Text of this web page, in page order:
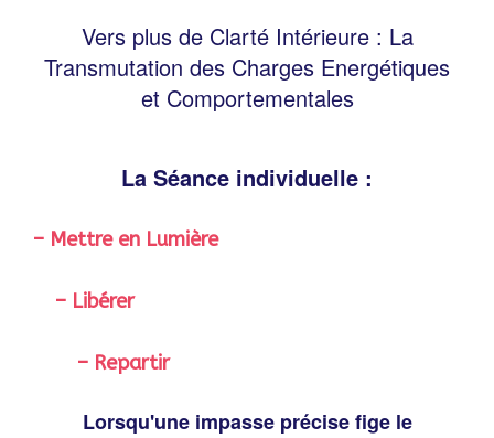
Vers plus de Clarté Intérieure : La
Transmutation des Charges Energétiques
et Comportementales
La Séance individuelle :
– Mettre en Lumière
– Libérer
– Repartir
Lorsqu'une impasse précise fige le